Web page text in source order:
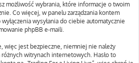
możliwość wybrania, które informacje o twoim
Co więcej, w panelu zarządzania kontem
wysyłania do ciebie automatycznie
phpBB e-maili.
więc jest bezpieczne, niemniej nie należy
różnych witrynach internetowych. Hasło to